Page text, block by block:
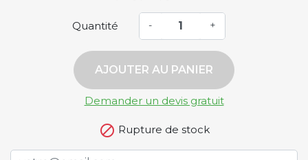
Quantité - +
AJOUTER AU PANIER
Demander un devis gratuit
 Rupture de stock